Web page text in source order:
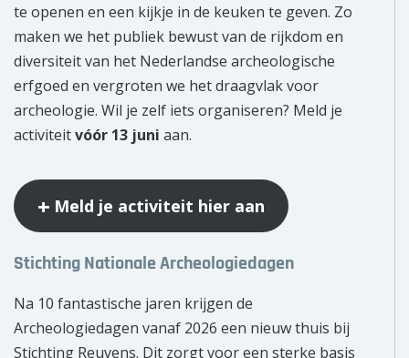
te openen en een kijkje in de keuken te geven. Zo
maken we het publiek bewust van de rijkdom en
diversiteit van het Nederlandse archeologische
erfgoed en vergroten we het draagvlak voor
archeologie. Wil je zelf iets organiseren? Meld je
activiteitvóór 13 juni aan.
Meld je activiteit hier aan
Stichting Nationale Archeologiedagen
Na 10 fantastische jaren krijgen de
Archeologiedagen vanaf 2026 een nieuw thuis bij
Stichting Reuvens. Dit zorgt voor een sterke basis